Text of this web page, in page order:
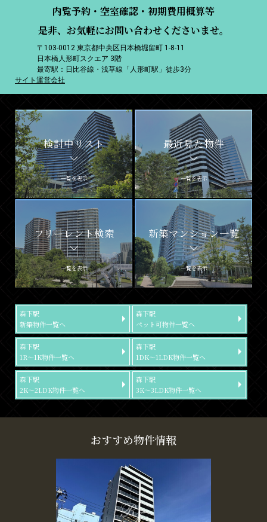
内覧予約・空室確認・初期費用概算等
是非、お気軽にお問い合わせくださいませ。
〒103-0012 東京都中央区日本橋堀留町 1-8-11
日本橋人形町スクエア 3階
最寄駅：日比谷線・浅草線「人形町駅」徒歩3分
サイト運営会社
検討中リスト
一覧を表示
最近見た物件
一覧を表示
フリーレント検索
一覧を表示
新築マンション一覧
一覧を表示
森下駅
新築物件一覧へ
森下駅
ペット可物件一覧へ
森下駅
1R～1K物件一覧へ
森下駅
1DK～1LDK物件一覧へ
森下駅
2K～2LDK物件一覧へ
森下駅
3K～3LDK物件一覧へ
おすすめ物件情報